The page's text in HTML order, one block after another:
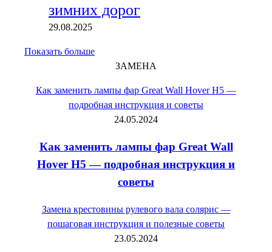
зимних дорог
29.08.2025
Показать больше
ЗАМЕНА
Как заменить лампы фар Great Wall Hover H5 —
подробная инструкция и советы
24.05.2024
Как заменить лампы фар Great Wall
Hover H5 — подробная инструкция и
советы
Замена крестовины рулевого вала солярис —
пошаговая инструкция и полезные советы
23.05.2024